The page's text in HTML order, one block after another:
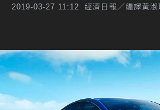
2019-03-27 11:12 經濟日報／編譯黃